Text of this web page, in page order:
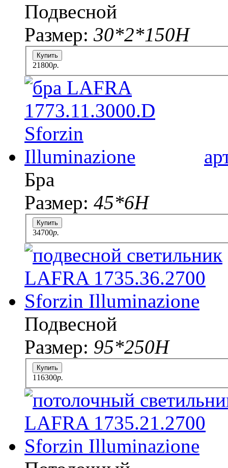
Подвесной
Размер: 30*2*150H
Купить
21800p.
Бра
Размер: 45*6H
Купить
34700p.
Подвесной
Размер: 95*250H
Купить
116300p.